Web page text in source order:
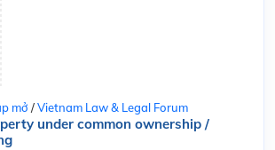
mở /Vietnam Law & Legal Forum
under common ownership /